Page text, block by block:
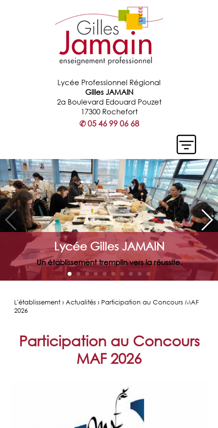
Lycée Professionnel Régional
Gilles JAMAIN
2a Boulevard Edouard Pouzet
17300 Rochefort
✆05 46 99 06 68
Lycée Gilles JAMAIN
Un établissement tremplin vers la réussite.
L'établissement › Actualités › Participation au Concours MAF
2026
Participation au Concours
MAF 2026